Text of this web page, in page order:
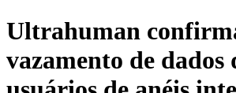
Ultrahuman
vazamento de dados